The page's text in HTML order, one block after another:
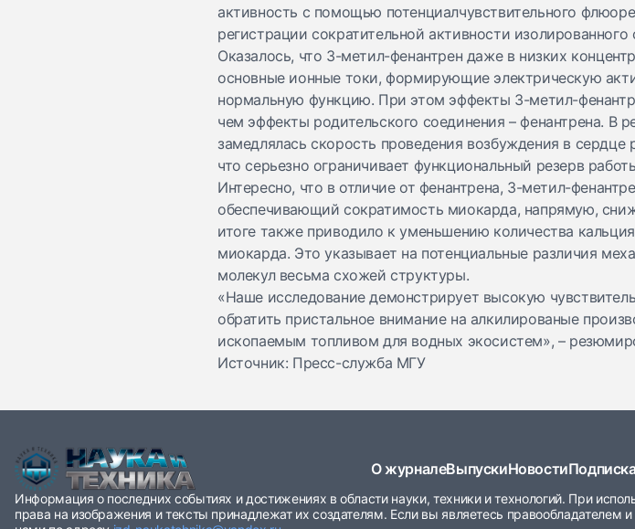
активность с помощью потенциалчувствительного
регистрации сократительной активности
Оказалось, что 3-метил-фенантрен даже в низких
основные ионные токи, формирующие электрическую
нормальную функцию. При этом эффекты 3-метил-
чем эффекты родительского соединения – фенантрена. В
замедлялась скорость проведения возбуждения в
что серьезно ограничивает функциональный резерв
Интересно, что в отличие от фенантрена, 3-метил-
обеспечивающий сократимость миокарда, напрямую,
итоге также приводило к уменьшению количества
миокарда. Это указывает на потенциальные различия
молекул весьма схожей структуры.
«Наше исследование демонстрирует высокую
обратить пристальное внимание на алкилированые
ископаемым топливом для водных экосистем», –
Источник: Пресс-служба МГУ
О журналеВыпускиНовости
Информация о последних событиях и достижениях в области науки, техники и технологий. При
права на изображения и тексты принадлежат их создателям. Если вы являетесь